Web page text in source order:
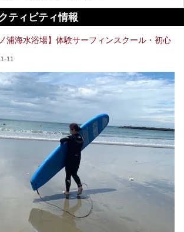
そんなサウナにこだわった、大阪府内のオススメ温
湯・スパを30件紹介したいと思います！
ティビティ情報
浦海水浴場】体験サーフィンスクール・初心
11